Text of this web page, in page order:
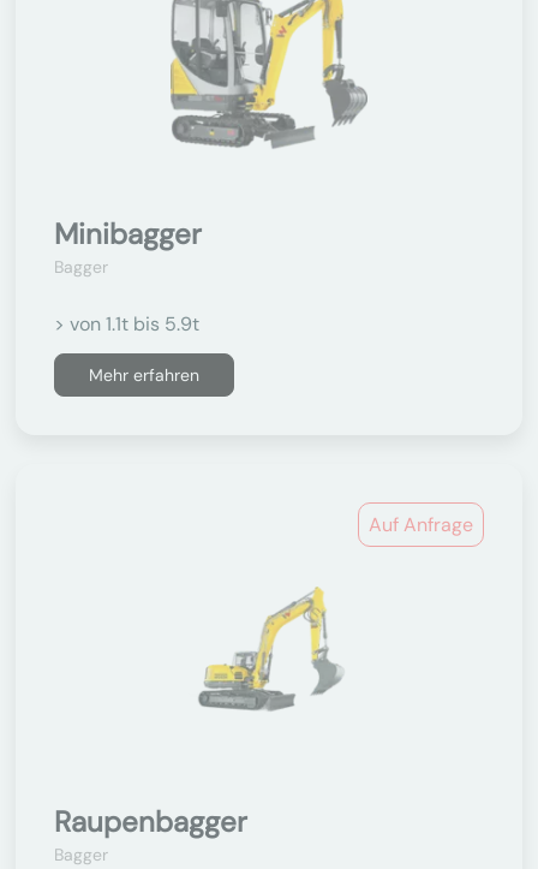
Minibagger
Bagger
> von 1.1t bis 5.9t
Mehr erfahren
Auf Anfrage
Raupenbagger
Bagger